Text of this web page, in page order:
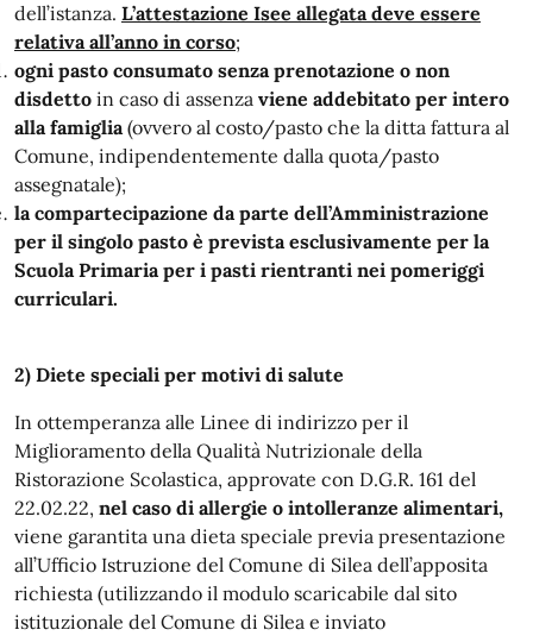
dell’istanza. L’attestazione Isee allegata deve essere
relativa all’anno in corso;
ogni pasto consumato senza prenotazione o non
disdetto in caso di assenza viene addebitato per intero
alla famiglia(ovvero al costo/pasto che la ditta fattura al
Comune, indipendentemente dalla quota/pasto
assegnatale);
la compartecipazione da parte dell’Amministrazione
per il singolo pasto è prevista esclusivamente per la
Scuola Primaria per i pasti rientranti nei pomeriggi
curriculari.
2) Diete speciali per motivi di salute
In ottemperanza alle Linee di indirizzo per il
Miglioramento della Qualità Nutrizionale della
Ristorazione Scolastica, approvate con D.G.R. 161 del
22.02.22, nel caso di allergie o intolleranze alimentari,
viene garantita una dieta speciale previa presentazione
all’Ufficio Istruzione del Comune di Silea dell’apposita
richiesta (utilizzando il modulo scaricabile dal sito
istituzionale del Comune di Silea e inviato